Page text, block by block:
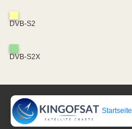
DVB-S2
DVB-S2X
Startseite